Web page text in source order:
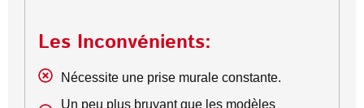
Les Inconvénients:
Nécessite une prise murale constante.
Un peu plus bruyant que les modèles